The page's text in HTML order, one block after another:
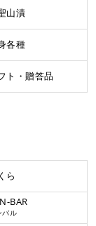
山漬
各種
ト・贈答品
ら
BAR
バル